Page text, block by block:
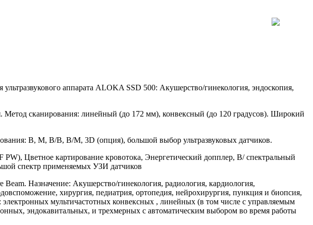
аппарата ALOKA SSD 500: Акушерство/гинекология, эндоскопия,
Метод сканирования: линейный (до 172 мм), конвексный (до 120 градусов). Широкий
В, М, В/В, В/М, 3D (опция), большой выбор ультразвуковых датчиков.
Цветное картирование кровотока, Энергетический допплер, B/ спектральный
спектр применяемых УЗИ датчиков
Назначение: Акушерство/гинекология, радиология, кардиология,
хирургия, педиатрия, ортопедия, нейрохирургия, пункция и биопсия,
электронных мультичастотных конвексных , линейных (в том числе с управляемым
эндокавитальных, и трехмерных с автоматическим выбором во время работы